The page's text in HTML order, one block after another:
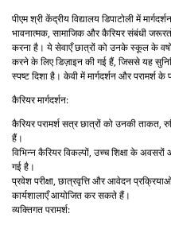
पीएम श्री केंद्रीय विद्यालय डिपाटोली में
भावनात्मक, सामाजिक और कैरियर संबंधी
करना है। ये सेवाएँ छात्रों को उनके स्कूल के
करने के लिए डिज़ाइन की गई हैं, जिससे यह
स्पष्ट दिशा है। केवी में मार्गदर्शन और परामर्श
कैरियर मार्गदर्शन:
कैरियर परामर्श सत्र छात्रों को उनकी
हैं।
विभिन्न कैरियर विकल्पों, उच्च शिक्षा के
गई है।
प्रवेश परीक्षा, छात्रवृत्ति और आवेदन
कार्यशालाएँ आयोजित कर सकते हैं।
व्यक्तिगत परामर्श: